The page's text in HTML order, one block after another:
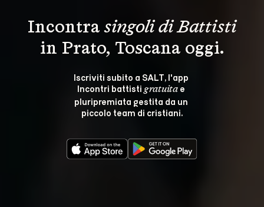
Incontra singoli di Battisti
in Prato, Toscana oggi.
Iscriviti subito a SALT, l'app
Incontri battisti gratuita e
pluripremiata gestita da un
piccolo team di cristiani.